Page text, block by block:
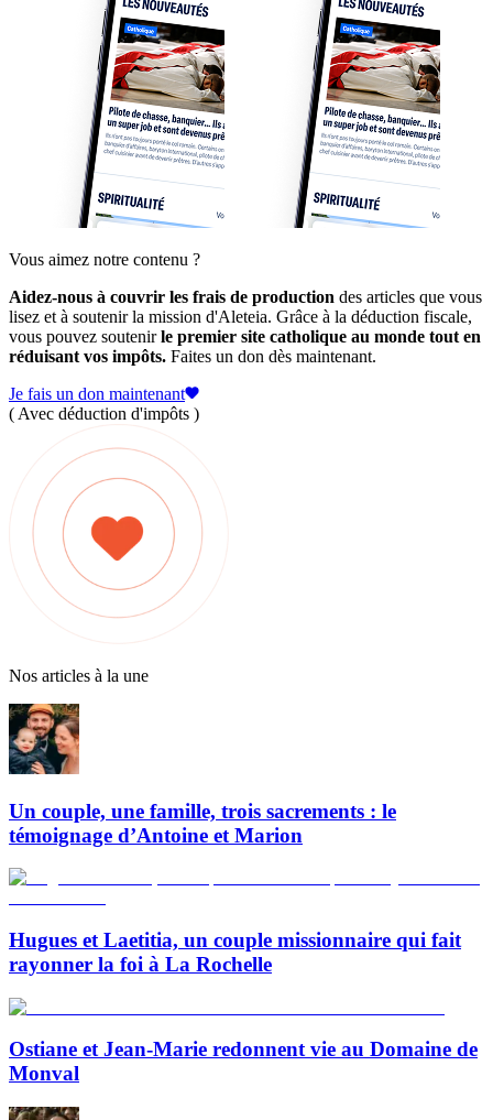
Vous aimez notre contenu ?
Aidez-nous à couvrir les frais de production des articles que vous
lisez et à soutenir la mission d'Aleteia. Grâce à la déduction fiscale,
vous pouvez soutenirle premier site catholique au monde tout en
réduisant vos impôts. Faites un don dès maintenant.
Je fais un don maintenant
( Avec déduction d'impôts )
Nos articles à la une
Un couple, une famille, trois sacrements : le
témoignage d’Antoine et Marion
Hugues et Laetitia, un couple missionnaire qui fait
rayonner la foi à La Rochelle
Ostiane et Jean-Marie redonnent vie au Domaine de
Monval